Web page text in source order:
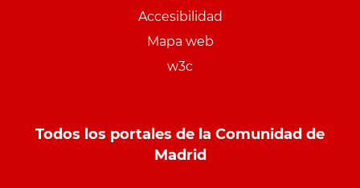
Accesibilidad
Mapa web
w3c
Todos los portales de la Comunidad de
Madrid